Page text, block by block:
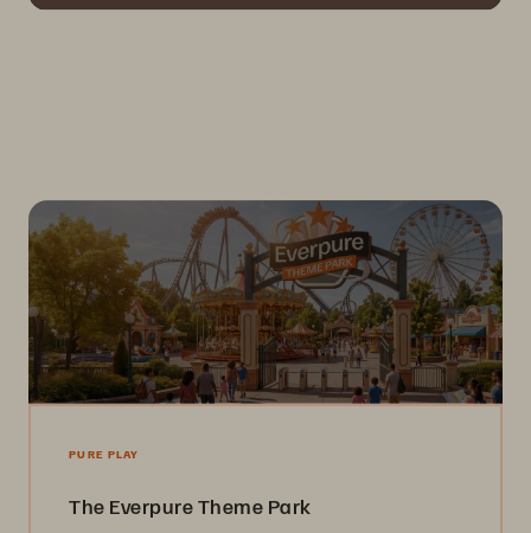
PURE PLAY
The Everpure Theme Park